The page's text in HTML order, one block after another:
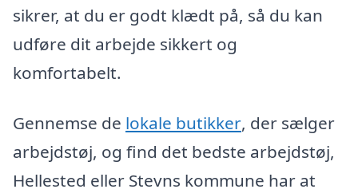
sikrer, at du er godt klædt på, så du kan
udføre dit arbejde sikkert og
komfortabelt.
Gennemse de lokale butikker, der sælger
arbejdstøj, og find det bedste arbejdstøj,
Hellested eller Stevns kommune har at